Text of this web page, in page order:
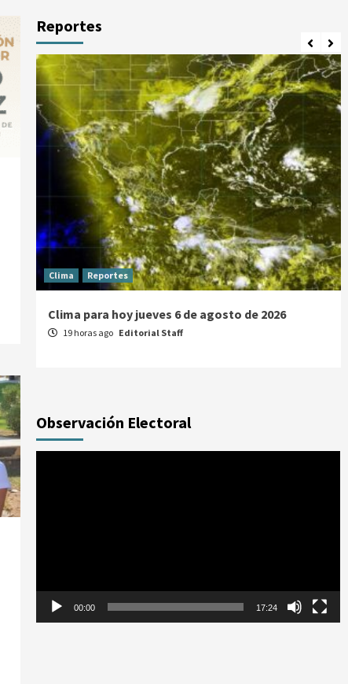
Reportes
Clima Reportes
Clima para hoy jueves 6 de agosto de 2026
19 horas ago Editorial Staff
Observación Electoral
00:00 17:24